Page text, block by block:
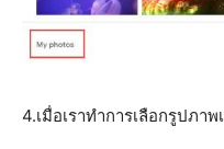
4.เมื่อเราทำการเลือกรูปภา